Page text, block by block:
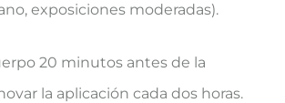
exposiciones moderadas).
20 minutos antes de la
la aplicación cada dos horas.